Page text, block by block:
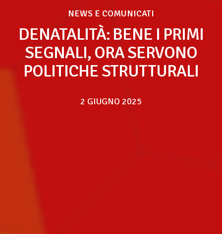
NEWS E COMUNICATI
DENATALITÀ: BENE I PRIMI
SEGNALI, ORA SERVONO
POLITICHE STRUTTURALI
2 GIUGNO 2025